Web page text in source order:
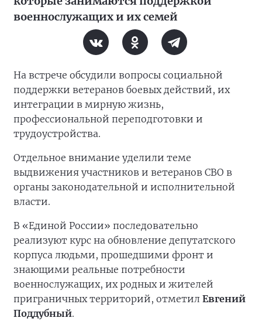
военнослужащих и их семей
На встрече обсудили вопросы социальной
поддержки ветеранов боевых действий, их
интеграции в мирную жизнь,
профессиональной переподготовки и
трудоустройства.
Отдельное внимание уделили теме
выдвижения участников и ветеранов СВО в
органы законодательной и исполнительной
власти.
В «Единой России» последовательно
реализуют курс на обновление депутатского
корпуса людьми, прошедшими фронт и
знающими реальные потребности
военнослужащих, их родных и жителей
приграничных территорий, отметил Евгений
Поддубный.